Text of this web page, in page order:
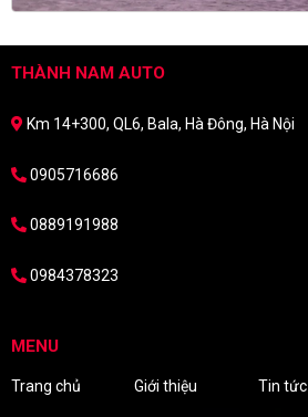
THÀNH NAM AUTO
Km 14+300, QL6, Bala, Hà Đông, Hà Nội
0905716686
0889191988
0984378323
MENU
Trang chủ Giới thiệu Tin tức